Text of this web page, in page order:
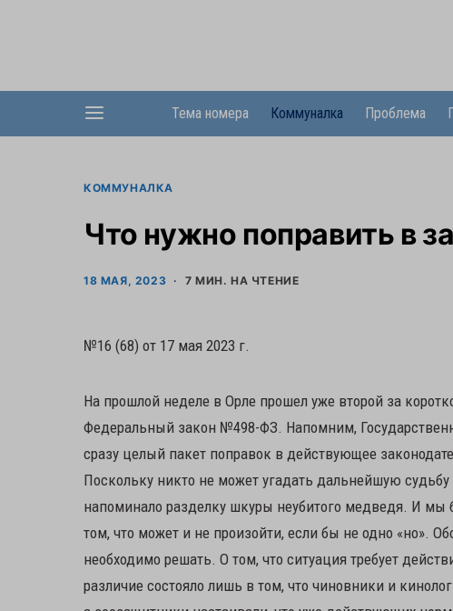
Тема номера Коммуналка Проблема
КОММУНАЛКА
Что нужно поправить в
18 МАЯ, 2023 7 МИН. НА ЧТЕНИЕ
№16 (68) от 17 мая 2023 г.
На прошлой неделе в Орле прошел уже второй за
Федеральный закон №498-ФЗ. Напомним,
сразу целый пакет поправок в действующее
Поскольку никто не может угадать дальнейшую
напоминало разделку шкуры неубитого медведя. И мы
том, что может и не произойти, если бы не одно «но».
необходимо решать. О том, что ситуация требует
различие состояло лишь в том, что чиновники и